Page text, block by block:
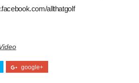
allthatgolf
google+